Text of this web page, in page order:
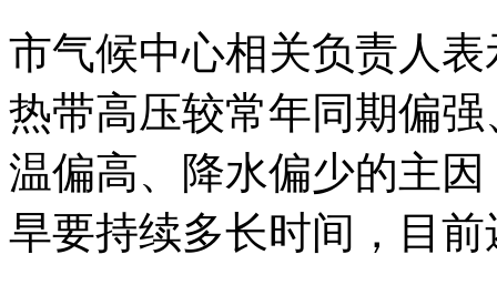
市气候中心相关负责人
热带高压较常年同期偏
温偏高、降水偏少的主
旱要持续多长时间，目